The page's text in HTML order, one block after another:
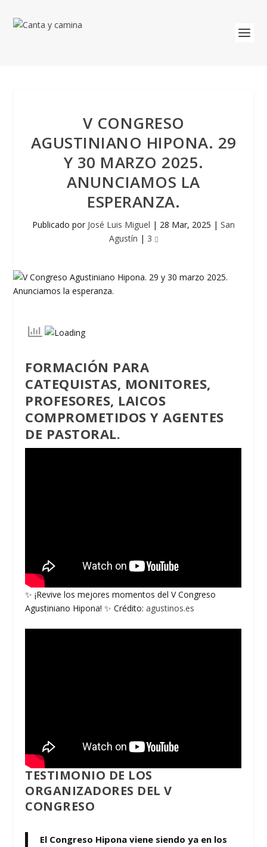
V CONGRESO
AGUSTINIANO HIPONA. 29
Y 30 MARZO 2025.
ANUNCIAMOS LA
ESPERANZA.
Publicado por José Luis Miguel | 28 Mar, 2025 | San
Agustín | 3
FORMACIÓN PARA
CATEQUISTAS, MONITORES,
PROFESORES, LAICOS
COMPROMETIDOS Y AGENTES
DE PASTORAL.
✨ ¡Revive los mejores momentos del V Congreso
Agustiniano Hipona! ✨ Crédito:agustinos.es
TESTIMONIO DE LOS
ORGANIZADORES DEL V
CONGRESO
El Congreso Hipona viene siendo ya en los